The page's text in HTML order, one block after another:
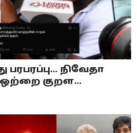
நிவேதா
ஒற்றை குறள...